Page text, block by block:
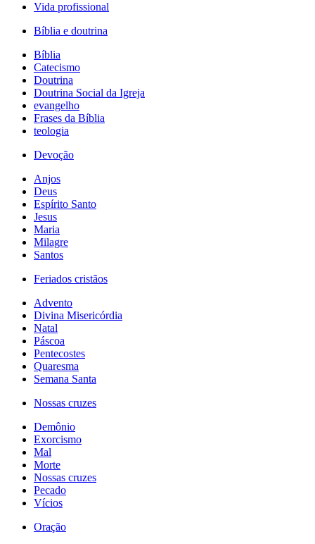
Vida profissional
Bíblia e doutrina
Bíblia
Catecismo
Doutrina
Doutrina Social da Igreja
evangelho
Frases da Bíblia
teologia
Devoção
Anjos
Deus
Espírito Santo
Jesus
Maria
Milagre
Santos
Feriados cristãos
Advento
Divina Misericórdia
Natal
Páscoa
Pentecostes
Quaresma
Semana Santa
Nossas cruzes
Demônio
Exorcismo
Mal
Morte
Nossas cruzes
Pecado
Vícios
Oração